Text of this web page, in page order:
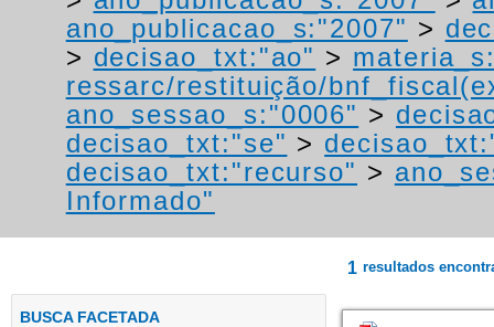
ano_publicacao_s:"2007" >
> decisao_txt:"ao" >
ressarc/restituição/
ano_sessao_s:"0006" >
decisao_txt:"se" >
decisao_txt:"recurso" >
Informado"
BUSCA FACETADA
1 resultados